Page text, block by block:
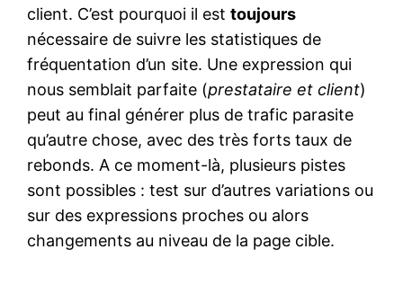
client. C’est pourquoi il esttoujours
nécessaire de suivre les statistiques de
fréquentation d’un site. Une expression qui
nous semblait parfaite (prestataire et client)
peut au final générer plus de trafic parasite
qu’autre chose, avec des très forts taux de
rebonds. A ce moment-là, plusieurs pistes
sont possibles : test sur d’autres variations ou
sur des expressions proches ou alors
changements au niveau de la page cible.